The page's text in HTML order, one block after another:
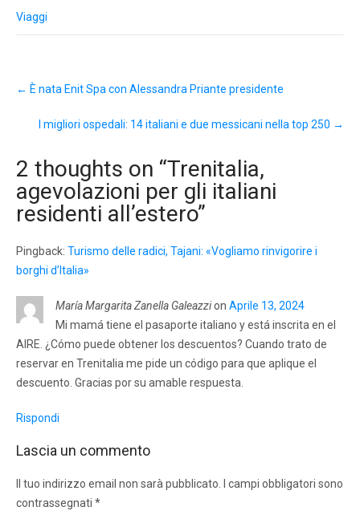
Viaggi
Post
navigation
← È nata Enit Spa con Alessandra Priante presidente
I migliori ospedali: 14 italiani e due messicani nella top 250 →
2 thoughts on “Trenitalia,
agevolazioni per gli italiani
residenti all’estero”
Pingback: Turismo delle radici, Tajani: «Vogliamo rinvigorire i
borghi d’Italia»
María Margarita Zanella Galeazzion Aprile 13, 2024
Mi mamá tiene el pasaporte italiano y está inscrita en el
AIRE. ¿Cómo puede obtener los descuentos? Cuando trato de
reservar en Trenitalia me pide un código para que aplique el
descuento. Gracias por su amable respuesta.
Rispondi
Lascia un commento
Il tuo indirizzo email non sarà pubblicato.
I campi obbligatori sono
contrassegnati *